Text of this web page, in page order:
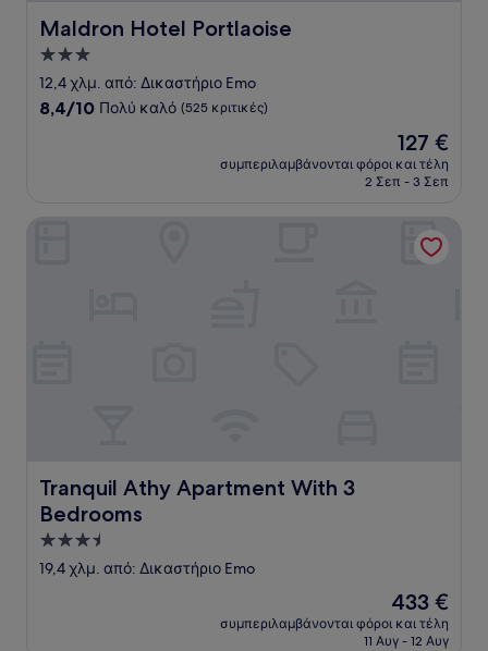
Maldron Hotel Portlaoise
Maldron Hotel Portlaoise
Κατάλυμα
με
3.0
12,4 χλμ. από: Δικαστήριο Emo
8.4
κριτικές)
8,4/10 Πολύ καλό (525 κριτικές)
Η
τιμή
είναι
127 €
συμπεριλαμβάνονται φόροι και τέλη
2 Σεπ - 3 Σεπ
Tranquil Athy Apartment With 3
Bedrooms
Tranquil Athy Apartment With 3 Bedrooms
Κατάλυμα
με
19,4 χλμ. από: Δικαστήριο Emo
Η
τιμή
είναι
433 €
συμπεριλαμβάνονται φόροι και τέλη
11 Αυγ - 12 Αυγ